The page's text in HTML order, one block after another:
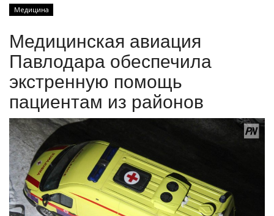
ПАВЛОДАРСКАЯ ОБЛАСТЬ
КАЗАХСТАН
МИР
СПЕЦПРОЕКТЫ
СПОРТ
Чек-лист
Медицина
Медицинская авиация
Павлодара обеспечила
экстренную помощь
пациентам из районов